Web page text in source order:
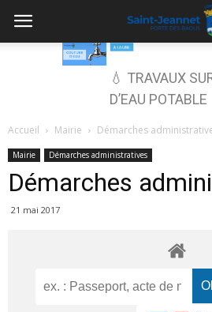
💧 TRAVAUX
D’EAU POTABLE
Accueil Mairie Démarches
Mairie Démarches administratives
Démarches
21 mai 2017